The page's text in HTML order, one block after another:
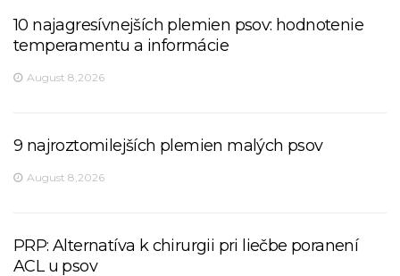
10 najagresívnejších plemien psov: hodnotenie
temperamentu a informácie
August 8,2026
9 najroztomilejších plemien malých psov
August 8,2026
PRP: Alternatíva k chirurgii pri liečbe poranení
ACL u psov